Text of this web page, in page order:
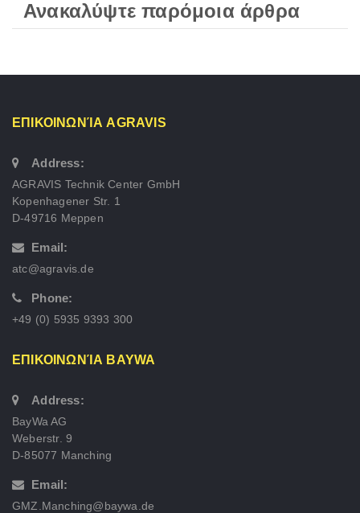
Ανακαλύψτε παρόμοια άρθρα
ΕΠΙΚΟΙΝΩΝΊΑ AGRAVIS
Address:
AGRAVIS Technik Center GmbH
Kopenhagener Str. 1
D-49716 Meppen
Email:
atc@agravis.de
Phone:
+49 (0) 5935 9393 300
ΕΠΙΚΟΙΝΩΝΊΑ BAYWA
Address:
BayWa AG
Weberstr. 9
D-85077 Manching
Email:
GMZ.Manching@baywa.de